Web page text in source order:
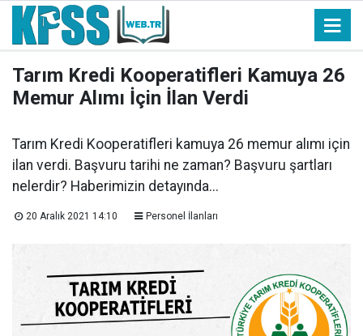
Tarım Kredi Kooperatifleri Kamuya 26
Memur Alımı İçin İlan Verdi
Tarım Kredi Kooperatifleri kamuya 26 memur alımı için
ilan verdi. Başvuru tarihi ne zaman? Başvuru şartları
nelerdir? Haberimizin detayında...
20 Aralık 2021 14:10 Personel İlanları